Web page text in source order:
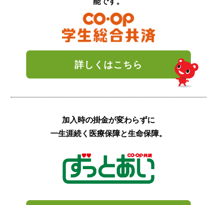
詳しくはこちら
加入時の掛金が変わらずに
一生涯続く 医療保障と生命保障。